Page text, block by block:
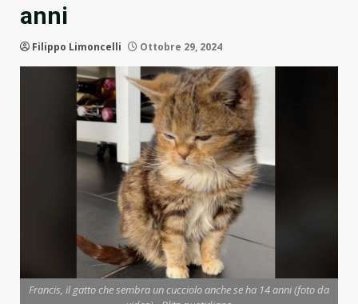
anni
Filippo Limoncelli Ottobre 29, 2024
Francis, il gatto che sembra un cucciolo anche se ha 14 anni (foto da